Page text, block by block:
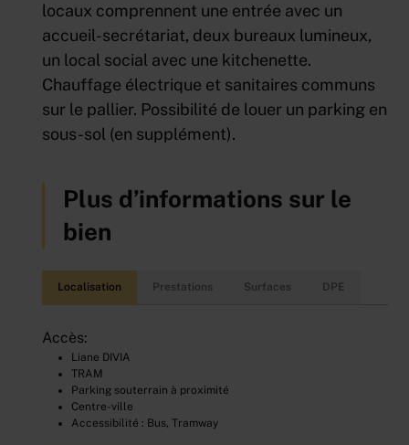
locaux comprennent une entrée avec un
accueil-secrétariat, deux bureaux lumineux,
un local social avec une kitchenette.
Chauffage électrique et sanitaires communs
sur le pallier. Possibilité de louer un parking en
sous-sol (en supplément).
Plus d’informations sur le
bien
Localisation Prestations Surfaces DPE
Accès:
Liane DIVIA
TRAM
Parking souterrain à proximité
Centre-ville
Accessibilité : Bus, Tramway